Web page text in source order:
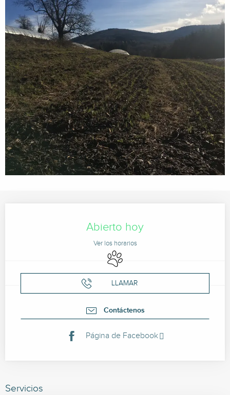
Abierto hoy
Ver los horarios
Se aceptan animales
LLAMAR
Contáctenos
Página de Facebook
Servicios